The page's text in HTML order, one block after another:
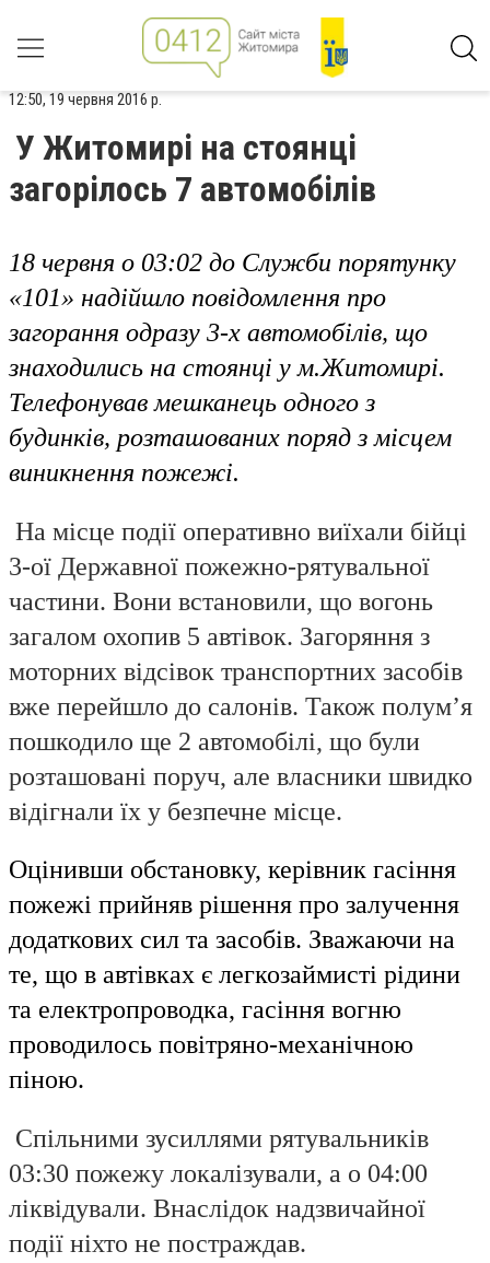
12:50, 19 червня 2016 р.
У Житомирі на стоянці
загорілось 7 автомобілів
18 червня о 03:02 до Служби порятунку
«101» надійшло повідомлення про
загорання одразу 3-х автомобілів, що
знаходились на стоянці у м.Житомирі.
Телефонував мешканець одного з
будинків, розташованих поряд з місцем
виникнення пожежі.
На місце події оперативно виїхали бійці
3-ої Державної пожежно-рятувальної
частини. Вони встановили, що вогонь
загалом охопив 5 автівок. Загоряння з
моторних відсівок транспортних засобів
вже перейшло до салонів. Також полум’я
пошкодило ще 2 автомобілі, що були
розташовані поруч, але власники швидко
відігнали їх у безпечне місце.
Оцінивши обстановку, керівник гасіння
пожежі прийняв рішення про залучення
додаткових сил та засобів. Зважаючи на
те, що в автівках є легкозаймисті рідини
та електропроводка, гасіння вогню
проводилось повітряно-механічною
піною.
Спільними зусиллями рятувальників
03:30 пожежу локалізували, а о 04:00
ліквідували. Внаслідок надзвичайної
події ніхто не постраждав.